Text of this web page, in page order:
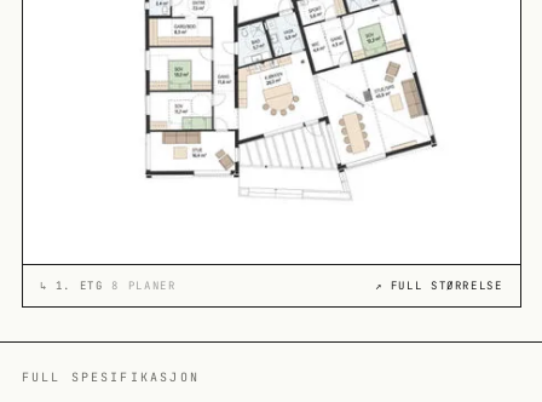
↳ 1. ETG 8 PLANER ↗ FULL STØRRELSE
FULL SPESIFIKASJON